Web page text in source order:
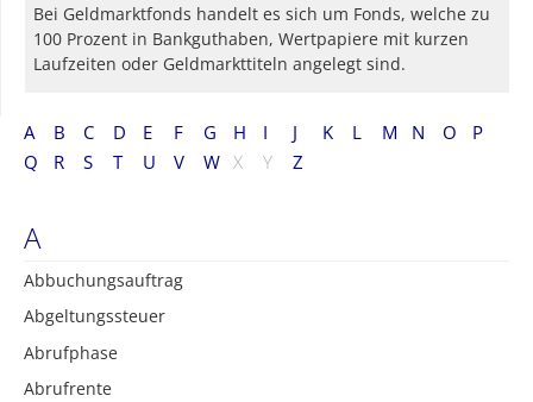
A B C D E F G H I J K L M N O
P
Q
R S T U V W X Y Z
A
Abbuchungsauftrag
Abgeltungssteuer
Abrufphase
Abrufrente
Bei Geldmarktfonds handelt es sich um Fonds, welche zu
100 Prozent in Bankguthaben, Wertpapiere mit kurzen
Laufzeiten oder Geldmarkttiteln angelegt sind.